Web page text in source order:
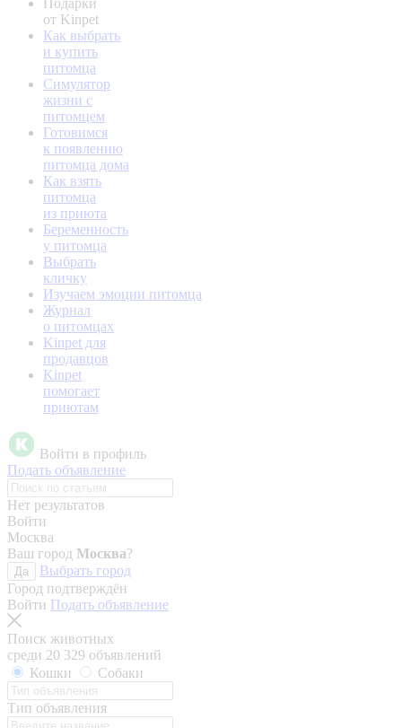
Подарки
от Kinpet
Как выбрать
и купить
питомца
Симулятор
жизни с
питомцем
Готовимся
к появлению
питомца дома
Как взять
питомца
из приюта
Беременность
у питомца
Выбрать
кличку
Изучаем эмоции питомца
Журнал
о питомцах
Kinpet для
продавцов
Kinpet
помогает
приютам
Войти в профиль
Подать объявление
Нет результатов
Войти
Москва
Ваш город Москва?
Да
Выбрать город
Город подтверждён
Войти Подать объявление
Поиск животных
среди 20 329 объявлений
Кошки
Собаки
Тип объявления